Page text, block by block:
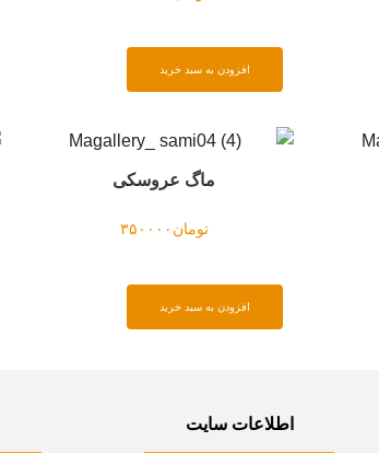
افزودن به سبد خرید
ماگ عروسکی
تومان ۳۵۰۰۰۰
افزودن به سبد خرید
اطلاعات سایت